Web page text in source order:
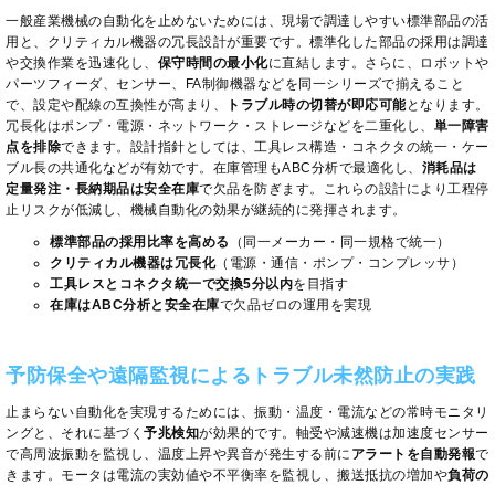
一般産業機械の自動化を止めないためには、現場で調達しやすい標準部品の活
用と、クリティカル機器の冗長設計が重要です。標準化した部品の採用は調達
や交換作業を迅速化し、 保守時間の最小化に直結します。さらに、ロボットや
パーツフィーダ、センサー、FA制御機器などを同一シリーズで揃えること
で、設定や配線の互換性が高まり、
トラブル時の切替が即応可能となります。
冗長化はポンプ・電源・ネットワーク・ストレージなどを二重化し、 単一障害
点を排除できます。設計指針としては、工具レス構造・コネクタの統一・ケー
ブル長の共通化などが有効です。在庫管理もABC分析で最適化し、 消耗品は
定量発注・長納期品は安全在庫で欠品を防ぎます。これらの設計により工程停
止リスクが低減し、機械自動化の効果が継続的に発揮されます。
標準部品の採用比率を高める
（同一メーカー・同一規格で統一）
クリティカル機器は冗長化（電源・通信・ポンプ・コンプレッサ）
工具レスとコネクタ統一で交換5分以内を目指す
在庫はABC分析と安全在庫で欠品ゼロの運用を実現
予防保全や遠隔監視によるトラブル未然防止の実践
止まらない自動化を実現するためには、振動・温度・電流などの常時モニタリ
ングと、それに基づく 予兆検知が効果的です。軸受や減速機は加速度センサー
で高周波振動を監視し、温度上昇や異音が発生する前に アラートを自動発報で
きます。モータは電流の実効値や不平衡率を監視し、搬送抵抗の増加や負荷の